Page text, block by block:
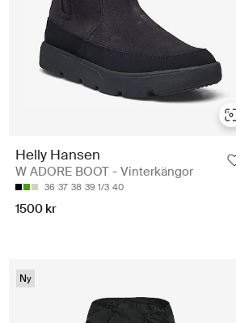
Helly Hansen
W ADORE BOOT - Vinterkängor
36 37 38 39 1/3 40
1500 kr
Ny